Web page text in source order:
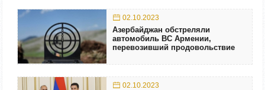
02.10.2023
Азербайджан обстреляли
автомобиль ВС Армении,
перевозивший продовольствие
02.10.2023